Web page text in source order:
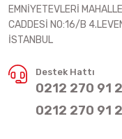
EMNİYETEVLERİ
CADDESİ NO:16/B
İSTANBUL
Destek Hattı
0212 270 91
0212 270 91